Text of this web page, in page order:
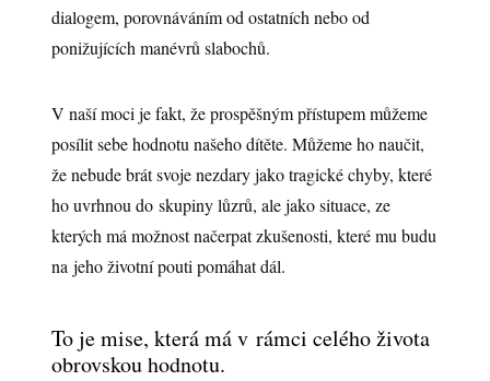
dialogem, porovnáváním od ostatních nebo od
ponižujících manévrů slabochů.
V naší moci je fakt, že prospěšným přístupem můžeme
posílit sebe hodnotu našeho dítěte. Můžeme ho naučit,
že nebude brát svoje nezdary jako tragické chyby, které
ho uvrhnou do skupiny lůzrů, ale jako situace, ze
kterých má možnost načerpat zkušenosti, které mu budu
na jeho životní pouti pomáhat dál.
To je mise, která má v rámci celého života
obrovskou hodnotu.